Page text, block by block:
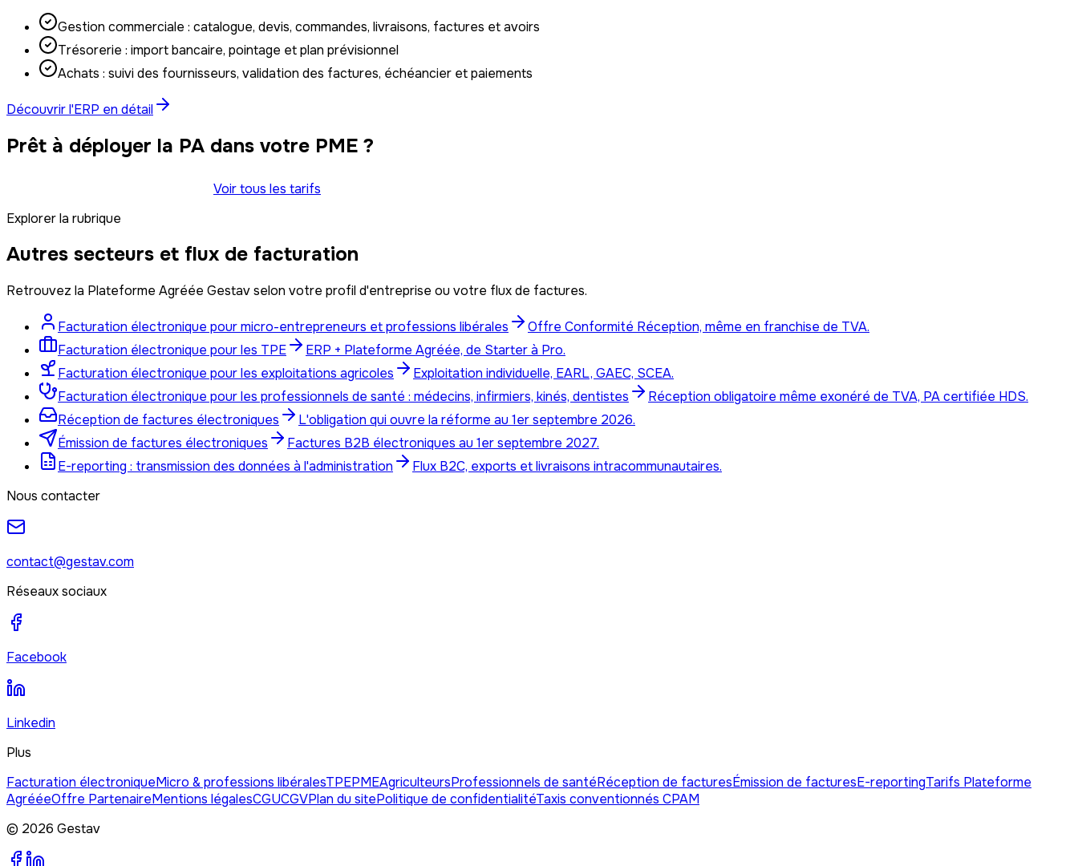
Gestion commerciale : catalogue, devis, commandes, livraisons, factures et avoirs
Trésorerie : import bancaire, pointage et plan prévisionnel
Achats : suivi des fournisseurs, validation des factures, échéancier et paiements
Découvrir l'ERP en détail
Prêt à déployer la PA dans votre PME ?
Voir tous les tarifs
Explorer la rubrique
Autres secteurs et flux de facturation
Retrouvez la Plateforme Agréée Gestav selon votre profil d'entreprise ou votre flux de factures.
Facturation électronique pour micro-entrepreneurs et professions libérales
Offre Conformité Réception, même en franchise de TVA.
Facturation électronique pour les TPE
ERP + Plateforme Agréée, de Starter à Pro.
Facturation électronique pour les exploitations agricoles
Exploitation individuelle, EARL, GAEC, SCEA.
Facturation électronique pour les professionnels de santé : médecins, infirmiers, kinés, dentistes
Réception obligatoire même exonéré de TVA, PA certifiée HDS.
Réception de factures électroniques
L'obligation qui ouvre la réforme au 1er septembre 2026.
Émission de factures électroniques
Factures B2B électroniques au 1er septembre 2027.
E-reporting : transmission des données à l'administration
Flux B2C, exports et livraisons intracommunautaires.
Nous contacter
contact@gestav.com
Réseaux sociaux
Facebook
Linkedin
Plus
Facturation électroniqueMicro & professions libéralesTPEPMEAgriculteursProfessionnels de santéRéception de facturesÉmission de facturesE-reportingTarifs Plateforme
AgrééeOffre PartenaireMentions légalesCGUCGVPlan du sitePolitique de confidentialitéTaxis conventionnés CPAM
© 2026 Gestav